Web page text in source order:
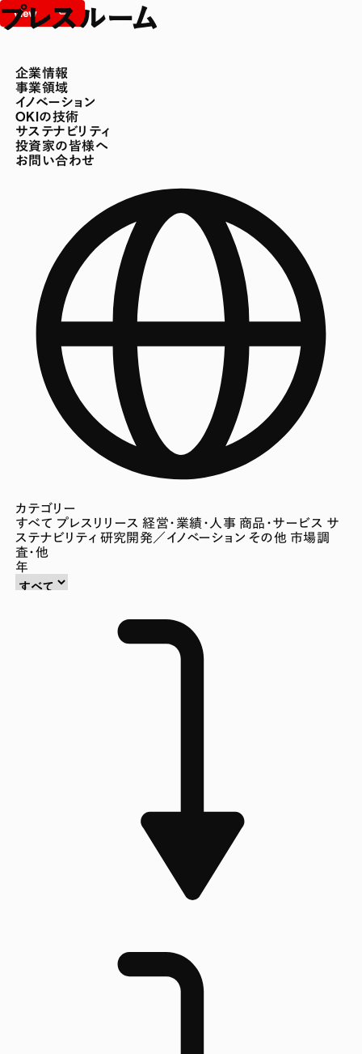
企業情報
事業領域
イノベーション
OKIの技術
サステナビリティ
投資家の皆様へ
お問い合わせ
プレスルーム
カテゴリー
すべて プレスリリース経営・業績・人事 商品・サービス サ
ステナビリティ 研究開発／イノベーション その他 市場調
査・他
年